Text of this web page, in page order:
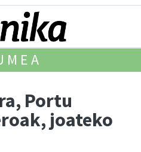
Portu
joateko